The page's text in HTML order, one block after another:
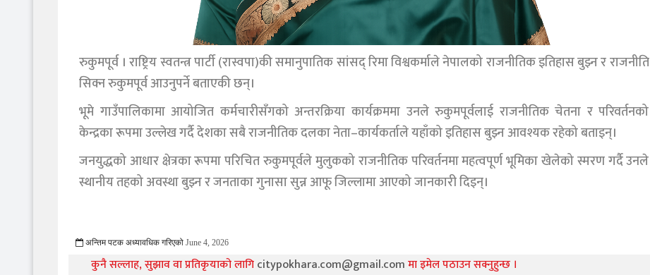
रुकुमपूर्व । राष्ट्रिय स्वतन्त्र पार्टी (रास्वपा)की समानुपातिक सांसद् रिमा विश्वकर्माले नेपालको राजनीतिक इतिहास बुझ्न र राजनीति
सिक्न रुकुमपूर्व आउनुपर्ने बताएकी छन्।
भूमे गाउँपालिकामा आयोजित कर्मचारीसँगको अन्तरक्रिया कार्यक्रममा उनले रुकुमपूर्वलाई राजनीतिक चेतना र परिवर्तनको
केन्द्रका रूपमा उल्लेख गर्दै देशका सबै राजनीतिक दलका नेता–कार्यकर्ताले यहाँको इतिहास बुझ्न आवश्यक रहेको बताइन्।
जनयुद्धको आधार क्षेत्रका रूपमा परिचित रुकुमपूर्वले मुलुकको राजनीतिक परिवर्तनमा महत्वपूर्ण भूमिका खेलेको स्मरण गर्दै उनले
स्थानीय तहको अवस्था बुझ्न र जनताका गुनासा सुन्न आफू जिल्लामा आएको जानकारी दिइन्।
अन्तिम पटक अध्यावधिक गरिएको June 4, 2026
कुनै सल्लाह, सुझाव वा प्रतिकृयाको लागिcitypokhara.com@gmail.comमा इमेल पठाउन सक्नुहुन्छ ।